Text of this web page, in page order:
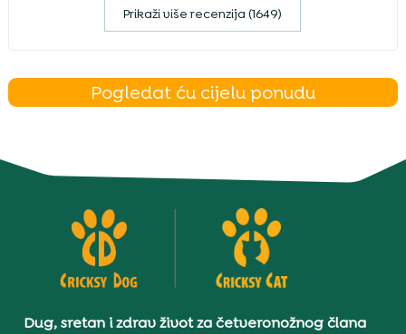
Prikaži više recenzija (1649)
Pogledat ću cijelu ponudu
Dug, sretan i zdrav život za četveronožnog člana